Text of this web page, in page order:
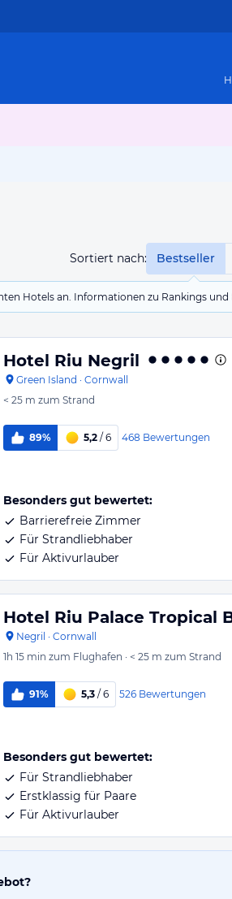
Sortiert nach: Bestseller
Hotels an. Informationen zu Rankings
Hotel Riu Negril
Green Island · Cornwall
< 25 m zum Strand
89% 5,2 / 6 468 Bewertungen
Besonders gut bewertet:
Barrierefreie Zimmer
Für Strandliebhaber
Für Aktivurlauber
Hotel Riu Palace Tropical
Negril · Cornwall
1h 15 min zum Flughafen · < 25 m zum Strand
91% 5,3 / 6 526 Bewertungen
Besonders gut bewertet:
Für Strandliebhaber
Erstklassig für Paare
Für Aktivurlauber